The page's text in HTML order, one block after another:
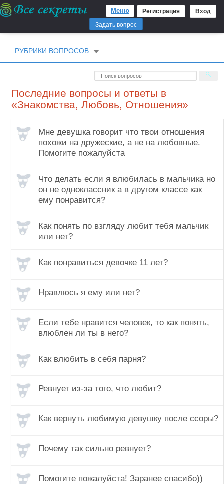
Регистрация Вход
Меню
Задать вопрос
РУБРИКИ ВОПРОСОВ
Последние вопросы и ответы в
«Знакомства, Любовь, Отношения»
Мне девушка говорит что твои отношения
похожи на дружеские, а не на любовные.
Помогите пожалуйста
Что делать если я влюбилась в мальчика но
он не одноклассник а в другом классе как
ему понравится?
Как понять по взгляду любит тебя мальчик
или нет?
Как понравиться девочке 11 лет?
Нравлюсь я ему или нет?
Если тебе нравится человек, то как понять,
влюблен ли ты в него?
Как влюбить в себя парня?
Ревнует из-за того, что любит?
Как вернуть любимую девушку после ссоры?
Почему так сильно ревнует?
Помогите пожалуйста! Заранее спасибо))